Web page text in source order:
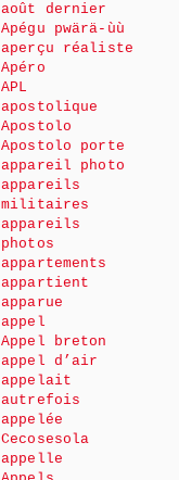
août dernier
Apégu pwärä-ùù
aperçu réaliste
Apéro
APL
apostolique
Apostolo
Apostolo porte
appareil photo
appareils
militaires
appareils
photos
appartements
appartient
apparue
appel
Appel breton
appel d’air
appelait
autrefois
appelée
Cecosesola
appelle